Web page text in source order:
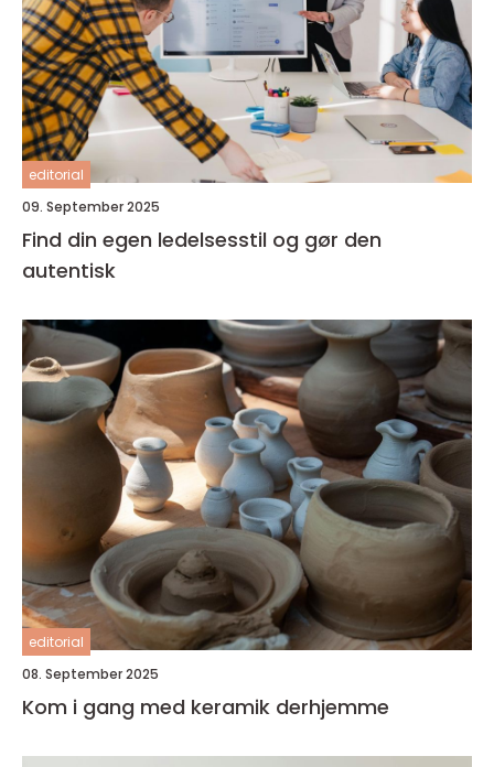
editorial
09. September 2025
Find din egen ledelsesstil og gør den
autentisk
editorial
08. September 2025
Kom i gang med keramik derhjemme